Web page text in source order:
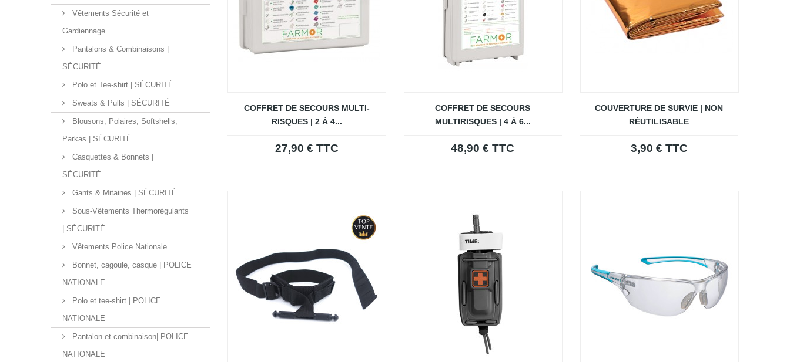
Vêtements Sécurité et
Gardiennage
Pantalons & Combinaisons |
SÉCURITÉ
Polo et Tee-shirt | SÉCURITÉ
Sweats & Pulls | SÉCURITÉ
Blousons, Polaires, Softshells,
Parkas | SÉCURITÉ
Casquettes & Bonnets |
SÉCURITÉ
Gants & Mitaines | SÉCURITÉ
Sous-Vêtements Thermorégulants
| SÉCURITÉ
Vêtements Police Nationale
Bonnet, cagoule, casque | POLICE
NATIONALE
Polo et tee-shirt | POLICE
NATIONALE
Pantalon et combinaison| POLICE
NATIONALE
COFFRET DE SECOURS MULTI-
RISQUES | 2 À 4...
27,90 € TTC
COFFRET DE SECOURS
MULTIRISQUES | 4 À 6...
48,90 € TTC
COUVERTURE DE SURVIE | NON
RÉUTILISABLE
3,90 € TTC